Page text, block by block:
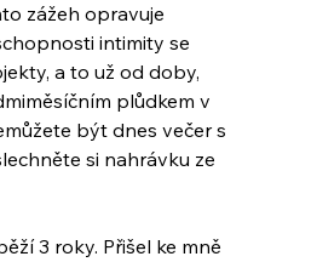
zážeh opravuje
intimity se
a to už od doby,
plůdkem v
být dnes večer s
si nahrávku ze
3 roky. Přišel ke mně